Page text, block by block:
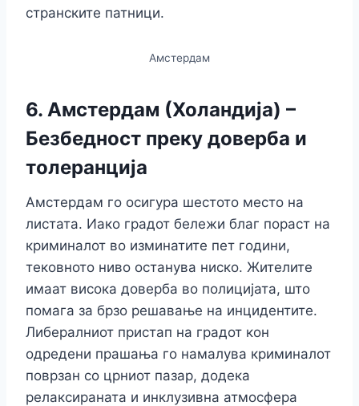
странските патници.
Амстердам
6. Амстердам (Холандија) –
Безбедност преку доверба и
толеранција
Амстердам го осигура шестото место на
листата. Иако градот бележи благ пораст на
криминалот во изминатите пет години,
тековното ниво останува ниско. Жителите
имаат висока доверба во полицијата, што
помага за брзо решавање на инцидентите.
Либералниот пристап на градот кон
одредени прашања го намалува криминалот
поврзан со црниот пазар, додека
релаксираната и инклузивна атмосфера